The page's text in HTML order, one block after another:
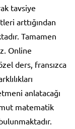
tavsiye
arttığından
Tamamen
Online
ders, fransızca
anlatacağı
matematik